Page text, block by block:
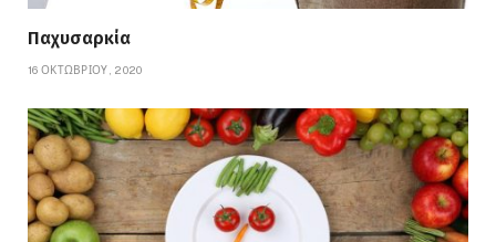
Παχυσαρκία
16 ΟΚΤΩΒΡΊΟΥ, 2020